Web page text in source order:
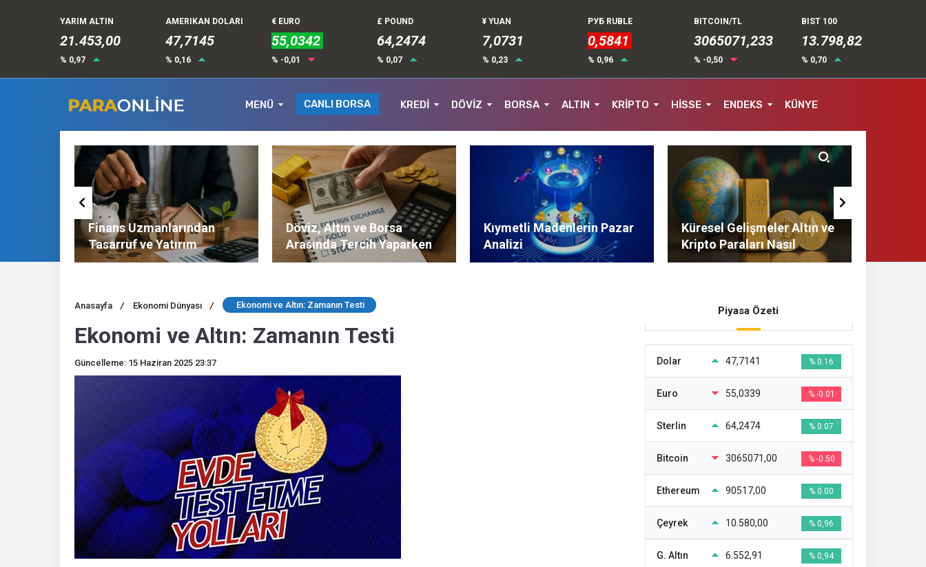
YARIM ALTIN
21.453,00
% 0,97
AMERIKAN DOLARI
47,7145
% 0,16
€ EURO
55,0342
% -0,01
£ POUND
64,2474
% 0,07
¥ YUAN
7,0731
% 0,23
РУБ RUBLE
0,5841
% 0,96
BITCOIN/TL
3065071,233
% -0,50
BIST 100
13.798,82
% 0,70
MENÜ CANLI BORSA KREDİ DÖVİZ BORSA ALTIN KRİPTO HİSSE ENDEKS KÜNYE
Finans Uzmanlarından
Tasarruf ve Yatırım
Tavsiyeleri
Döviz, Altın ve Borsa
Arasında Tercih Yaparken
Nelere Dikkat Edilmeli?
Kıymetli Madenlerin Pazar
Analizi
Küresel Gelişmeler Altın ve
Kripto Paraları Nasıl
Etkiliyor?
Anasayfa / Ekonomi Dünyası / Ekonomi ve Altın: Zamanın Testi
Ekonomi ve Altın: Zamanın Testi
Güncelleme: 15 Haziran 2025 23:37
Piyasa Özeti
Dolar 47,7141 % 0.16
Euro 55,0339 % -0.01
Sterlin 64,2474 % 0.07
Bitcoin 3065071,00 % -0.50
Ethereum 90517,00 % 0.00
Çeyrek 10.580,00 % 0,96
G. Altın 6.552,91 % 0,94